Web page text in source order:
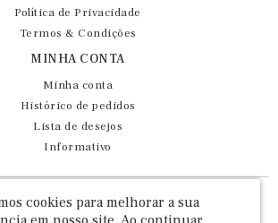
Política de Privacidade
Termos & Condições
MINHA CONTA
Minha conta
Histórico de pedidos
Lista de desejos
Informativo
Cia Ltda - CNPJ: 60.458.825/0001-86
Cunha, 47 - Brás - São Paulo / SP - CEP 03016-030
cookies para melhorar a sua